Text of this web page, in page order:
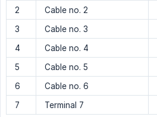
2
Cable no. 2
3
Cable no. 3
4
Cable no. 4
5
Cable no. 5
6
Cable no. 6
7
Terminal 7